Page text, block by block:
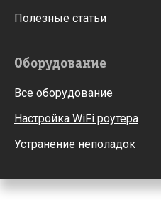
Полезные статьи
Оборудование
Все оборудование
Настройка WiFi роутера
Устранение неполадок